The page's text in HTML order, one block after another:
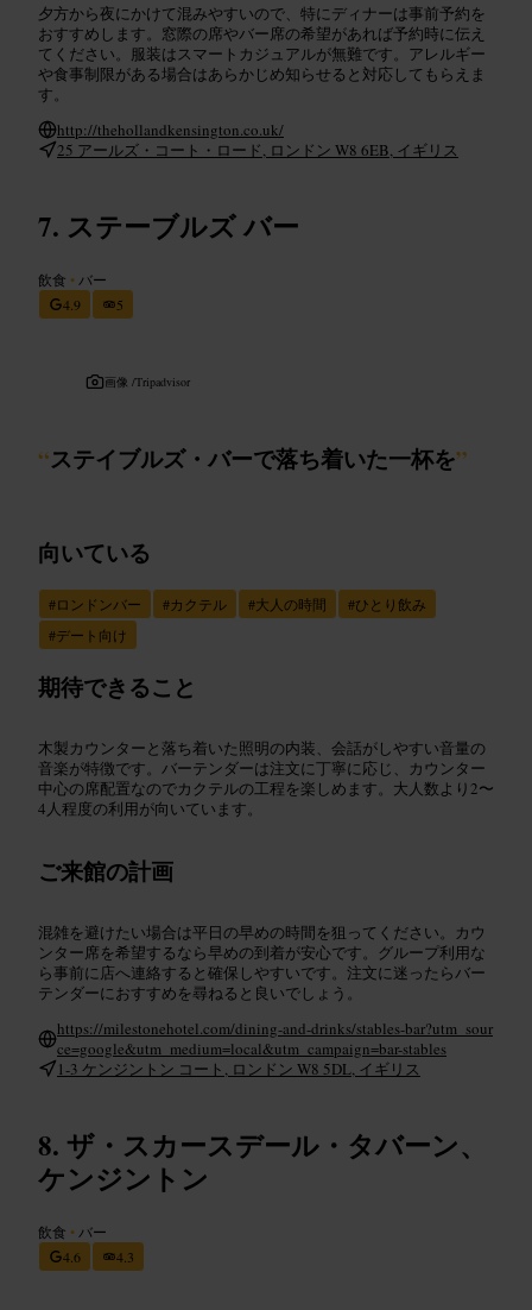
夕方から夜にかけて混みやすいので、特にディナーは事前予約を
おすすめします。窓際の席やバー席の希望があれば予約時に伝え
てください。服装はスマートカジュアルが無難です。アレルギー
や食事制限がある場合はあらかじめ知らせると対応してもらえま
す。
http://thehollandkensington.co.uk/
25 アールズ・コート・ロード, ロンドン W8 6EB, イギリス
ステーブルズ バー
飲食 • バー
4.9
5
画像 /Tripadvisor
“ステイブルズ・バーで落ち着いた一杯を”
向いている
#ロンドンバー #カクテル #大人の時間 #ひとり飲み
#デート向け
期待できること
木製カウンターと落ち着いた照明の内装、会話がしやすい音量の
音楽が特徴です。バーテンダーは注文に丁寧に応じ、カウンター
中心の席配置なのでカクテルの工程を楽しめます。大人数より2〜
4人程度の利用が向いています。
ご来館の計画
混雑を避けたい場合は平日の早めの時間を狙ってください。カウ
ンター席を希望するなら早めの到着が安心です。グループ利用な
ら事前に店へ連絡すると確保しやすいです。注文に迷ったらバー
テンダーにおすすめを尋ねると良いでしょう。
https://milestonehotel.com/dining-and-drinks/stables-bar?utm_sour
ce=google&utm_medium=local&utm_campaign=bar-stables
1-3 ケンジントン コート, ロンドン W8 5DL, イギリス
ザ・スカースデール・タバーン、
ケンジントン
飲食 • バー
4.6
4.3